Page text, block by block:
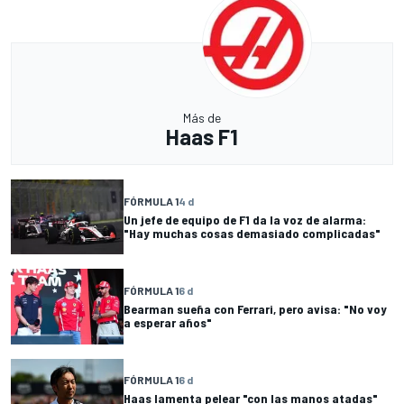
Más de
Haas F1
FÓRMULA 14 d
Un jefe de equipo de F1 da la voz de alarma:
"Hay muchas cosas demasiado complicadas"
FÓRMULA 16 d
Bearman sueña con Ferrari, pero avisa: "No voy
a esperar años"
FÓRMULA 16 d
Haas lamenta pelear "con las manos atadas"